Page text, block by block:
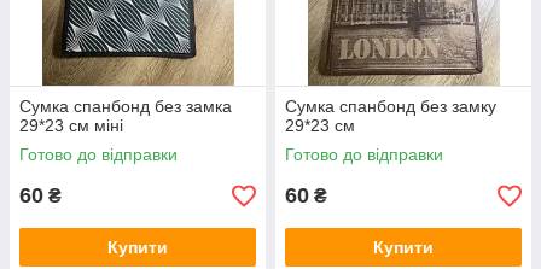
Сумка спанбонд без замка
29*23 см міні
Готово до відправки
60 ₴
Купити
Сумка спанбонд без замку
29*23 см
Готово до відправки
60 ₴
Купити